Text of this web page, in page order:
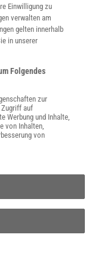
Einwilligung zu
verwalten am
gelten innerhalb
in unserer
Folgendes
zur
Zugriff auf
Werbung und Inhalte,
von Inhalten,
von